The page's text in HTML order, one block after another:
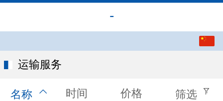
-
运输服务
名称 时间 价格 筛选